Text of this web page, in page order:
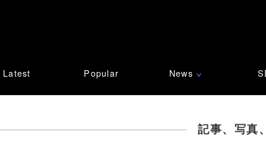
Latest Popular News ∨
記事、写真